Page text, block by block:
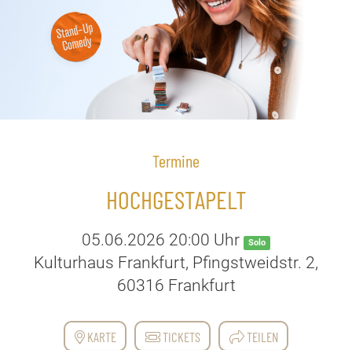
Termine
HOCHGESTAPELT
05.06.2026 20:00 Uhr Solo
Kulturhaus Frankfurt, Pfingstweidstr. 2,
60316 Frankfurt
KARTE TICKETS TEILEN